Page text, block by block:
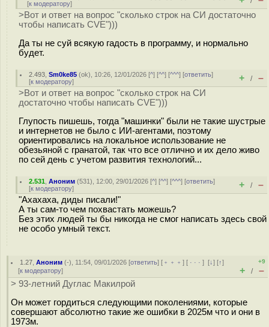
[к модератору]
>Вот и ответ на вопрос "сколько строк на СИ достаточно
чтобы написать CVE")))
Да ты не суй всякую гадость в программу, и нормально
будет.
2.493 ,Sm0ke85 (ok), 10:26, 12/01/2026 [^] [^^] [^^^] [ответить]
[к модератору] + / –
>Вот и ответ на вопрос "сколько строк на СИ
достаточно чтобы написать CVE")))
Глупость пишешь, тогда "машинки" были не такие шустрые
и интернетов не было с ИИ-агентами, поэтому
ориентировались на локальное использование не
обезьяной с гранатой, так что все отлично и их дело живо
по сей день с учетом развития технологий...
2.531 ,Аноним (531), 12:00, 29/01/2026 [^] [^^] [^^^] [ответить]
[к модератору] + / –
"Ахахаха, диды писали!"
А ты сам-то чем похвастать можешь?
Без этих людей ты бы никогда не смог написать здесь свой
не особо умный текст.
1.27 ,Аноним (-), 11:54, 09/01/2026 [ответить] [ ﹢﹢﹢] [ · · ·][↓] [↑]
[к модератору]
+9
+ / –
> 93-летний Дуглас Макилрой
Он может гордиться следующими поколениями, которые
совершают абсолютно такие же ошибки в 2025м что и они в
1973м.